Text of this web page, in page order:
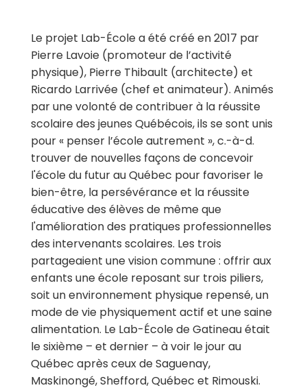
Le projet Lab-École a été créé en 2017 par
Pierre Lavoie (promoteur de l’activité
physique), Pierre Thibault (architecte) et
Ricardo Larrivée (chef et animateur). Animés
par une volonté de contribuer à la réussite
scolaire des jeunes Québécois, ils se sont unis
pour « penser l’école autrement », c.-à-d.
trouver de nouvelles façons de concevoir
l'école du futur au Québec pour favoriser le
bien-être, la persévérance et la réussite
éducative des élèves de même que
l'amélioration des pratiques professionnelles
des intervenants scolaires. Les trois
partageaient une vision commune : offrir aux
enfants une école reposant sur trois piliers,
soit un environnement physique repensé, un
mode de vie physiquement actif et une saine
alimentation. Le Lab-École de Gatineau était
le sixième – et dernier – à voir le jour au
Québec après ceux de Saguenay,
Maskinongé, Shefford, Québec et Rimouski.